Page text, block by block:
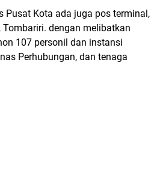
Pusat Kota ada juga pos terminal,
Tombariri. dengan melibatkan
107 personil dan instansi
Perhubungan, dan tenaga